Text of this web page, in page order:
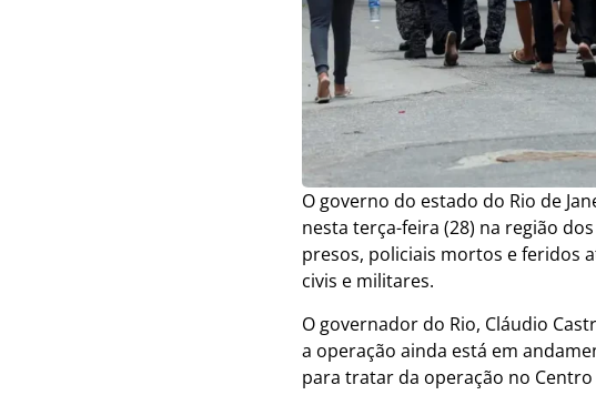
O governo do estado do Rio de
nesta terça-feira (28) na região
presos, policiais mortos e feridos
civis e militares.
O governador do Rio, Cláudio
a operação ainda está em
para tratar da operação no Centro